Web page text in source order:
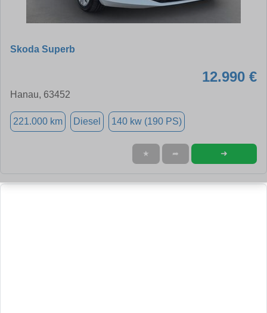
Skoda Superb
12.990 €
Hanau, 63452
221.000 km Diesel 140 kw (190 PS)
★ ➦ ➜